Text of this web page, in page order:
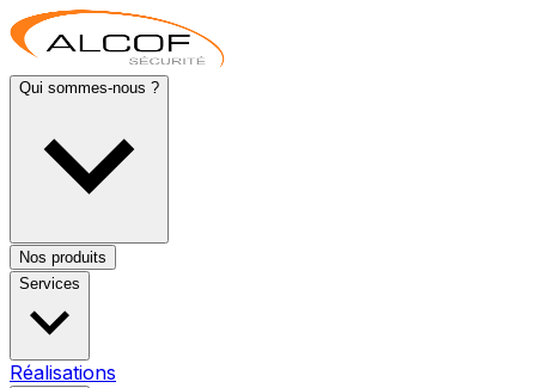
Qui sommes-nous ?
Nos produits
Services
Réalisations